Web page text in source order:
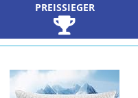
PREISSIEGER